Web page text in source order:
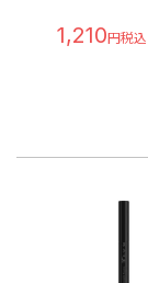
1,210